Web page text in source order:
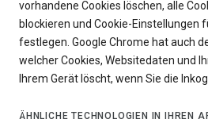
vorhandene Cookies löschen, alle
blockieren und Cookie-Einstellungen
festlegen. Google Chrome hat auch
welcher Cookies, Websitedaten und
Ihrem Gerät löscht, wenn Sie die
ÄHNLICHE TECHNOLOGIEN IN IHREN